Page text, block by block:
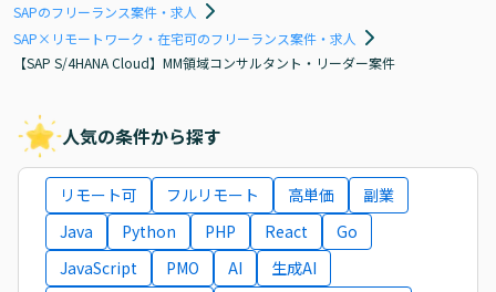
SAPのフリーランス案件・求人
SAP×リモートワーク・在宅可のフリーランス案件・求人
【SAP S/4HANA Cloud】MM領域コンサルタント・リーダー案件
人気の条件から探す
リモート可 フルリモート 高単価
副業
Java
Python PHP React
Go
JavaScript
PMO AI
生成AI